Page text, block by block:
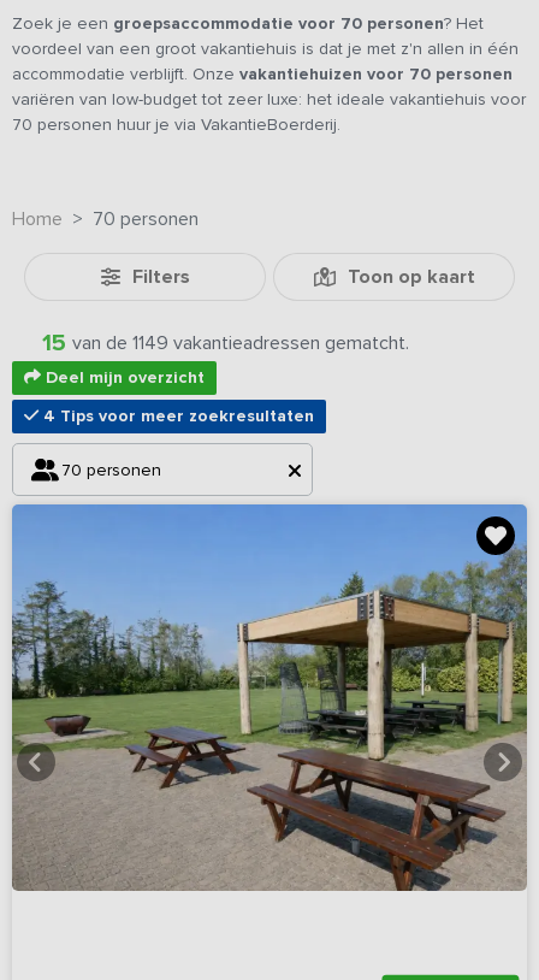
Zoek je een groepsaccommodatie voor 70 personen? Het
voordeel van een groot vakantiehuis is dat je met z'n allen in één
accommodatie verblijft. Onze vakantiehuizen voor 70 personen
variëren van low-budget tot zeer luxe: het ideale vakantiehuis voor
70 personen huur je via VakantieBoerderij.
Home 70 personen
Filters Toon op kaart
15 van de 1149 vakantieadressen gematcht.
Deel mijn overzicht
4 Tips voor meer zoekresultaten
70 personen